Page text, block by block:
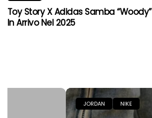
Toy Story X Adidas Samba “Woody”
In Arrivo Nel 2025
NIKE